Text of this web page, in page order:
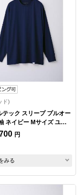
ド)
テック スリープ プルオー
ネイビー Mサイズ ユニ
円
みる